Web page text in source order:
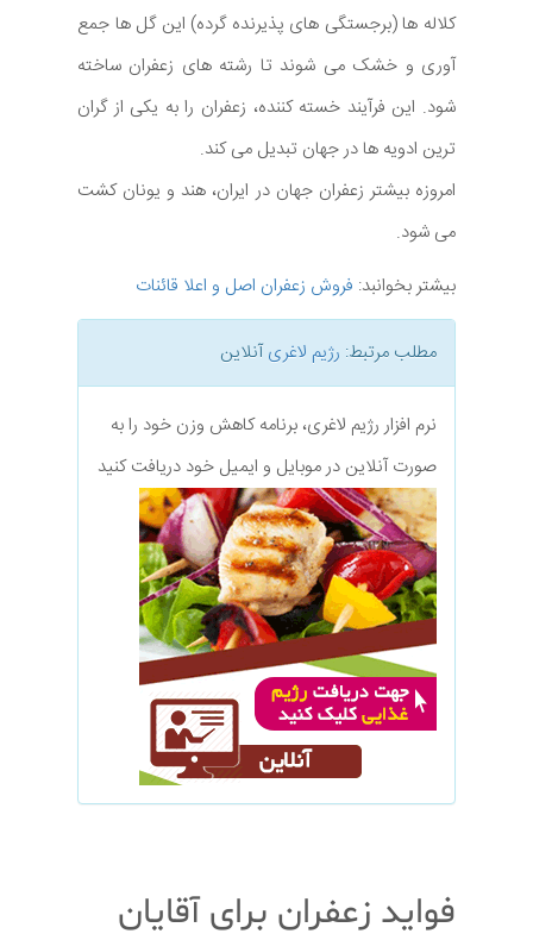
کلاله ها (برجستگی های پذیرنده گرده) این گل ها جمع
آوری و خشک می شوند تا رشته های زعفران ساخته
شود. این فرآیند خسته کننده، زعفران را به یکی از گران
ترین ادویه ها در جهان تبدیل می کند.
امروزه بیشتر زعفران جهان در ایران، هند و یونان کشت
می شود.
بیشتر بخوانبد: فروش زعفران اصل و اعلا قائنات
مطلب مرتبط: رژیم لاغریآنلاین
نرم افزار رژیم لاغری، برنامه کاهش وزن خود را به
صورت آنلاین در موبایل و ایمیل خود دریافت کنید
فواید زعفران برای آقایان